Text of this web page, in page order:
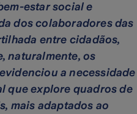
estar social e
dos colaboradores das
entre cidadãos,
naturalmente, os
a necessidade
que explore quadros de
mais adaptados ao